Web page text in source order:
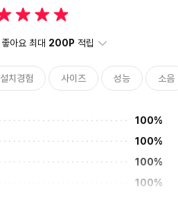
, 좋아요 최대 200P 적립
설치경험 사이즈 성능 소음
100%
100%
100%
100%